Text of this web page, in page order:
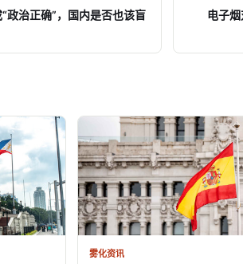
政治正确”，国内是否也该盲
电子
雾化资讯